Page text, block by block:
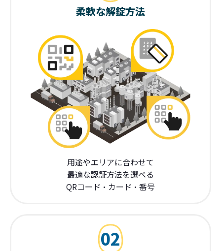
柔軟な解錠方法
用途やエリアに合わせて
最適な認証方法を選べる
QRコード・カード・番号
02